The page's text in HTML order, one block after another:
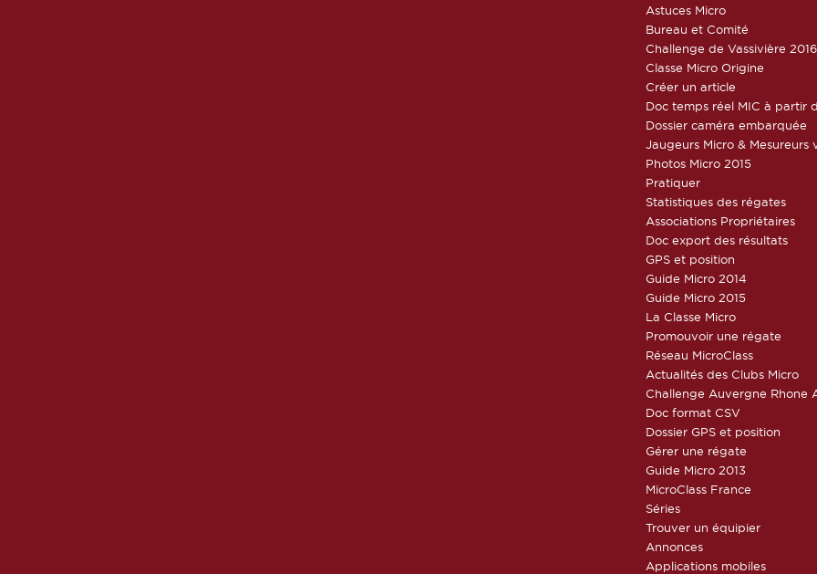
Astuces Micro
Bureau et Comité
Challenge de Vassivière 2016
Classe Micro Origine
Créer un article
Doc temps réel MIC à partir
Dossier caméra embarquée
Jaugeurs Micro & Mesureurs
Photos Micro 2015
Pratiquer
Statistiques des régates
Associations Propriétaires
Doc export des résultats
GPS et position
Guide Micro 2014
Guide Micro 2015
La Classe Micro
Promouvoir une régate
Réseau MicroClass
Actualités des Clubs Micro
Challenge Auvergne Rhone
Doc format CSV
Dossier GPS et position
Gérer une régate
Guide Micro 2013
MicroClass France
Séries
Trouver un équipier
Annonces
Applications mobiles